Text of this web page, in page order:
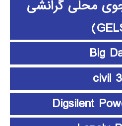
محلی گرانشی
Big
civil
Digsilent